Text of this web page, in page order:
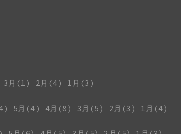
3月(1) 2月(4)
1月(3)
5月(4) 4月(8) 3月(5) 2月(3)
1月(4)